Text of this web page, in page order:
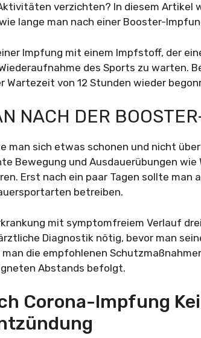
verzichten? In diesem Artikel
lange man nach einer Booster-
Impfung mit einem Impfstoff, der
des Sports zu warten.
Wartezeit von 12 Stunden wieder
NACH DER
man sich etwas schonen und nicht
Bewegung und Ausdauerübungen
Erst nach ein paar Tagen sollte man
betreiben.
mit symptomfreiem Verlauf
Diagnostik nötig, bevor man
die empfohlenen
Abstands befolgt.
Corona-Impfung